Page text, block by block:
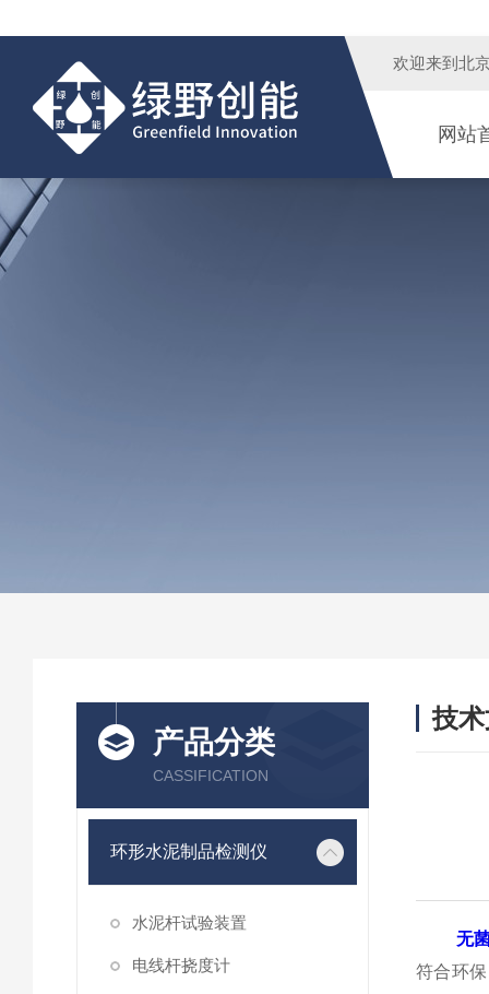
欢迎来到 北
网站
产品分类
CASSIFICATION
环形水泥制品检测仪
水泥杆试验装置
电线杆挠度计
技
无
符合环